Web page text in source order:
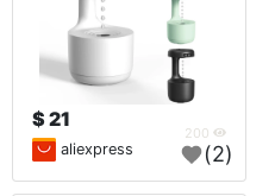
21 $
aliexpress (2)